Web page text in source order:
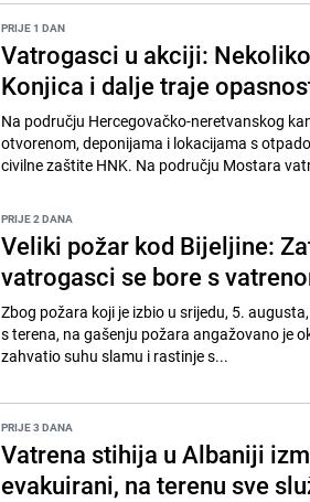
PRIJE 1 DAN
Vatrogasci u akciji:
Konjica i dalje traje
Na području Hercegovačko-neretvanskog
otvorenom, deponijama i lokacijama s
civilne zaštite HNK. Na području Mostara
PRIJE 2 DANA
Veliki požar kod Bijeljine:
vatrogasci se bore s
Zbog požara koji je izbio u srijedu, 5.
s terena, na gašenju požara angažovano je
zahvatio suhu slamu i rastinje s...
PRIJE 3 DANA
Vatrena stihija u Albaniji
evakuirani, na terenu sve